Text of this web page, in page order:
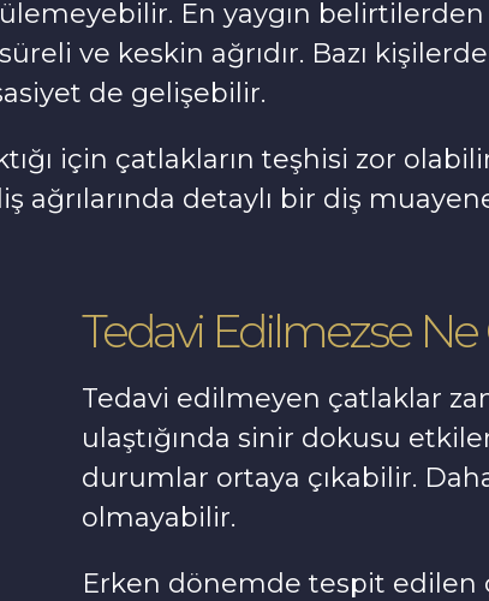
En yaygın
ve keskin ağrıdır. Bazı kişilerde
de gelişebilir.
için çatlakların teşhisi zor
detaylı bir diş
Tedavi Edilmezse
Tedavi edilmeyen çatlaklar
ulaştığında sinir dokusu
durumlar ortaya çıkabilir.
olmayabilir.
Erken dönemde tespit edilen